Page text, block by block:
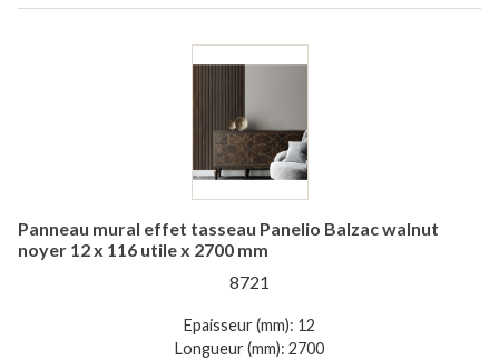
Panneau mural effet tasseau Panelio Balzac walnut
noyer 12 x 116 utile x 2700 mm
8721
Epaisseur (mm): 12
Longueur (mm): 2700